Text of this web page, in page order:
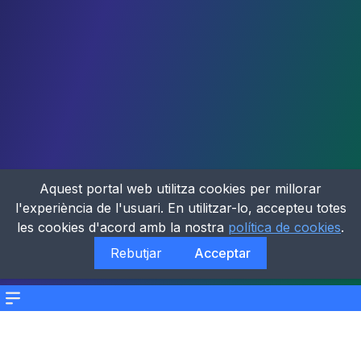
Menu
Aquest portal web utilitza cookies per millorar
l'experiència de l'usuari. En utilitzar-lo, accepteu totes
les cookies d'acord amb la nostra política de cookies.
Rebutjar
Acceptar